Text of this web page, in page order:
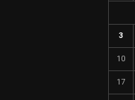
3
10
17